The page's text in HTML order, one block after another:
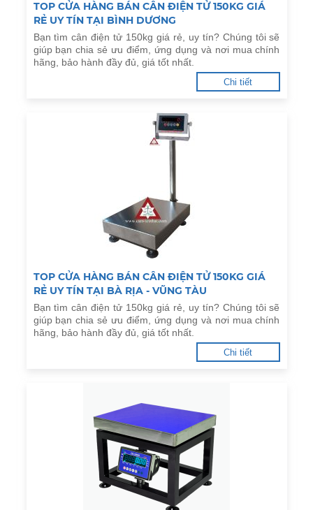
TOP CỬA HÀNG BÁN CÂN ĐIỆN TỬ 150KG GIÁ
RẺ UY TÍN TẠI BÌNH DƯƠNG
Bạn tìm cân điện tử 150kg giá rẻ, uy tín? Chúng tôi sẽ
giúp bạn chia sẻ ưu điểm, ứng dụng và nơi mua chính
hãng, bảo hành đầy đủ, giá tốt nhất.
Chi tiết
TOP CỬA HÀNG BÁN CÂN ĐIỆN TỬ 150KG GIÁ
RẺ UY TÍN TẠI BÀ RỊA - VŨNG TÀU
Bạn tìm cân điện tử 150kg giá rẻ, uy tín? Chúng tôi sẽ
giúp bạn chia sẻ ưu điểm, ứng dụng và nơi mua chính
hãng, bảo hành đầy đủ, giá tốt nhất.
Chi tiết